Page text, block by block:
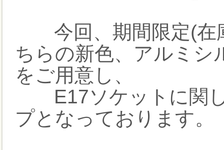
今回、期間限定(在
ちらの新色、アルミシ
をご用意し、
E17ソケットに関し
プとなっております。